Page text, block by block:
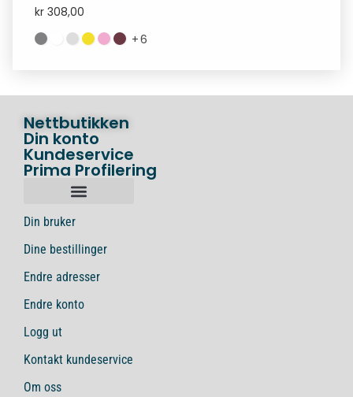
kr 308,00
+6
Nettbutikken
Din konto
Kundeservice
Prima Profilering
Din bruker
Dine bestillinger
Endre adresser
Endre konto
Logg ut
Kontakt kundeservice
Om oss